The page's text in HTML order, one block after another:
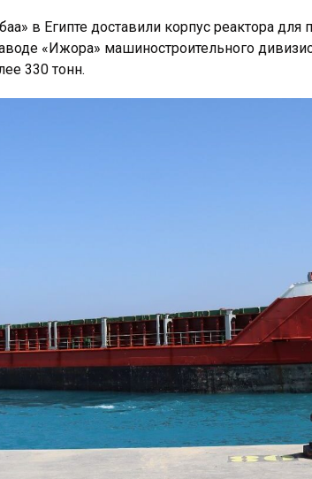
в Египте доставили корпус реактора для
«Ижора» машиностроительного
330 тонн.